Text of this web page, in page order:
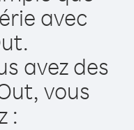
avec
avez des
vous
: